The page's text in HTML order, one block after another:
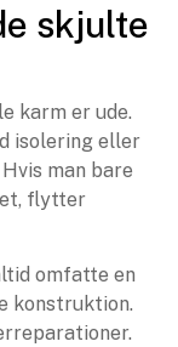
skjulte
karm er ude.
isolering eller
man bare
flytter
omfatte en
konstruktion.